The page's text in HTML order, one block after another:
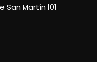
San Martín 101